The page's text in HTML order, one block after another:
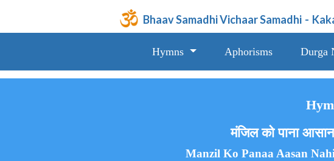
Bhaav Samadhi Vichaar Samadhi -
Hymns Aphorisms Durga
मंजिल को पाना
Manzil Ko Panaa Aasan